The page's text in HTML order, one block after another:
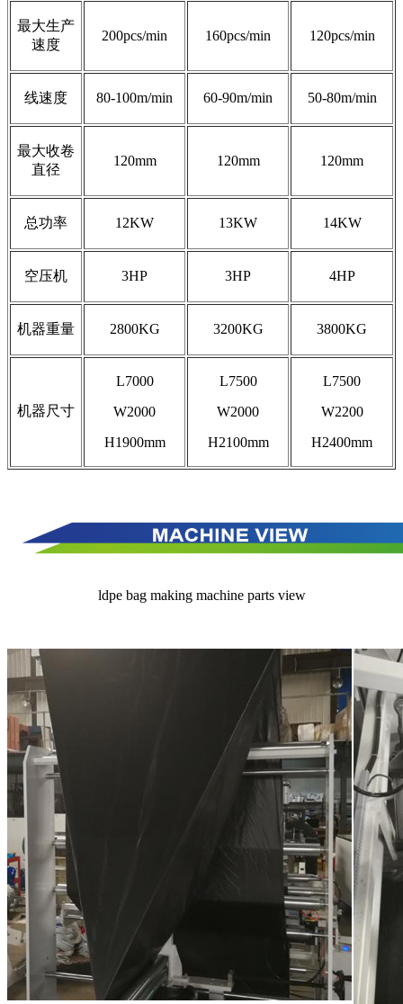
最大生产
速度
200pcs/min 160pcs/min 120pcs/min
线速度 80-100m/min 60-90m/min 50-80m/min
最大收卷
直径
120mm 120mm 120mm
总功率 12KW 13KW 14KW
空压机 3HP 3HP 4HP
机器重量 2800KG 3200KG 3800KG
机器尺寸
L7000
W2000
H1900mm
L7500
W2000
H2100mm
L7500
W2200
H2400mm
ldpe bag making machine parts view